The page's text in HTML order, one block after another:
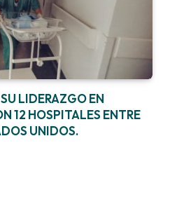
LIDERAZGO EN
12 HOSPITALES ENTRE
UNIDOS.